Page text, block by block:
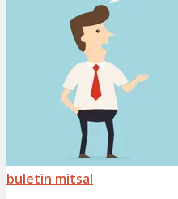
buletin mitsal